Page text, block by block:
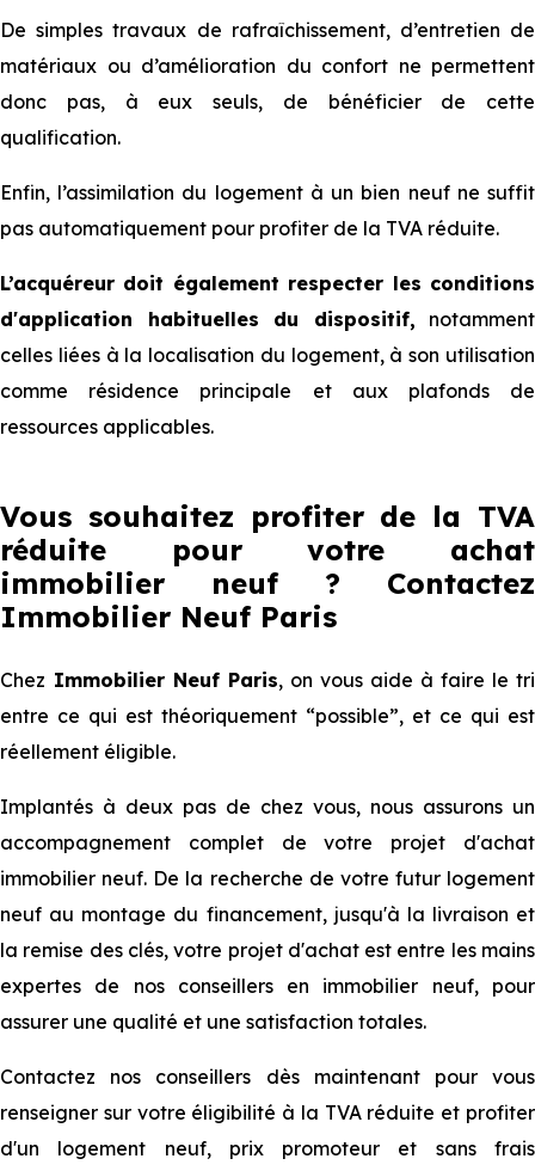
De simples travaux de rafraîchissement, d’entretien de
matériaux ou d’amélioration du confort ne permettent
donc pas, à eux seuls, de bénéficier de cette
qualification.
Enfin, l’assimilation du logement à un bien neuf ne suffit
pas automatiquement pour profiter de la TVA réduite.
L’acquéreur doit également respecter les conditions
d'application habituelles du dispositif, notamment
celles liées à la localisation du logement, à son utilisation
comme résidence principale et aux plafonds de
ressources applicables.
Vous souhaitez profiter de la TVA
réduite pour votre achat
immobilier neuf ? Contactez
Immobilier Neuf Paris
Chez Immobilier Neuf Paris, on vous aide à faire le tri
entre ce qui est théoriquement “possible”, et ce qui est
réellement éligible.
Implantés à deux pas de chez vous, nous assurons un
accompagnement complet de votre projet d'achat
immobilier neuf. De la recherche de votre futur logement
neuf au montage du financement, jusqu'à la livraison et
la remise des clés, votre projet d'achat est entre les mains
expertes de nos conseillers en immobilier neuf, pour
assurer une qualité et une satisfaction totales.
Contactez nos conseillers dès maintenant pour vous
renseigner sur votre éligibilité à la TVA réduite et profiter
d'un logement neuf, prix promoteur et sans frais